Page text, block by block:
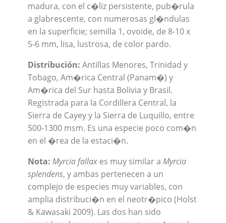
madura, con el c�liz persistente, pub�rula
a glabrescente, con numerosas gl�ndulas
en la superficie; semilla 1, ovoide, de 8-10 x
5-6 mm, lisa, lustrosa, de color pardo.
Distribución: Antillas Menores, Trinidad y
Tobago, Am�rica Central (Panam�) y
Am�rica del Sur hasta Bolivia y Brasil.
Registrada para la Cordillera Central, la
Sierra de Cayey y la Sierra de Luquillo, entre
500-1300 msm. Es una especie poco com�n
en el �rea de la estaci�n.
Nota: Myrcia fallaxes muy similar a Myrcia
splendens, y ambas pertenecen a un
complejo de especies muy variables, con
amplia distribuci�n en el neotr�pico (Holst
& Kawasaki 2009). Las dos han sido